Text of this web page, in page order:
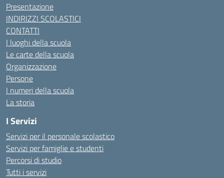
Presentazione
INDIRIZZI SCOLASTICI
CONTATTI
I luoghi della scuola
Le carte della scuola
Organizzazione
Persone
I numeri della scuola
La storia
I Servizi
Servizi per il personale scolastico
Servizi per famiglie e studenti
Percorsi di studio
Tutti i servizi